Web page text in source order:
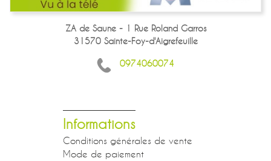
ZA de Saune - 1 Rue Roland Garros
31570 Sainte-Foy-d'Aigrefeuille
0974060074
Informations
Conditions générales de vente
Mode de paiement